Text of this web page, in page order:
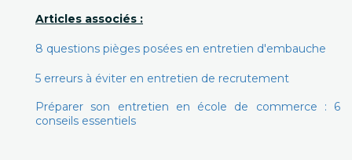
Articles associés :
8 questions pièges posées en entretien d'embauche
5 erreurs à éviter en entretien de recrutement
Préparer son entretien en école de commerce : 6
conseils essentiels